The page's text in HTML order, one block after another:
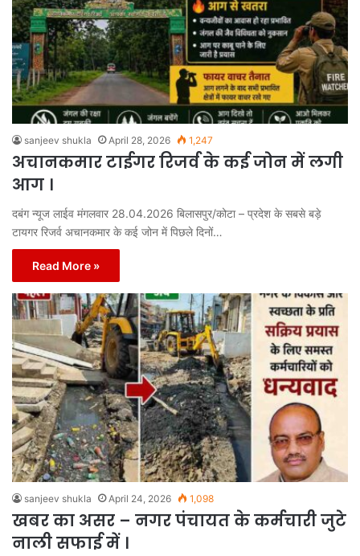
sanjeev shukla April 28, 2026 1,247
अचानकमार टाईगर रिजर्व के कई जोन में लगी
आग ।
दबंग न्यूज लाईव मंगलवार 28.04.2026 बिलासपुर/कोटा – प्रदेश के सबसे बड़े
टायगर रिजर्व अचानकमार के कई जोन में पिछले दिनों…
Read More »
sanjeev shukla April 24, 2026 1,098
खबर का असर – नगर पंचायत के कर्मचारी जुटे
नाली सफाई में ।